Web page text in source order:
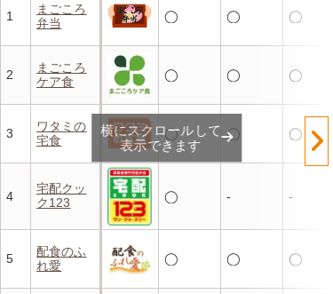
1
まごころ
弁当
◯ ◯ ◯
2
まごころ
ケア食
◯ ◯ ◯
3
ワタミの
宅食
◯ ◯ ◯
4
宅配クッ
ク123
◯ - -
5
配食のふ
れ愛
◯ ◯ ◯
横にスクロールして
表示できます